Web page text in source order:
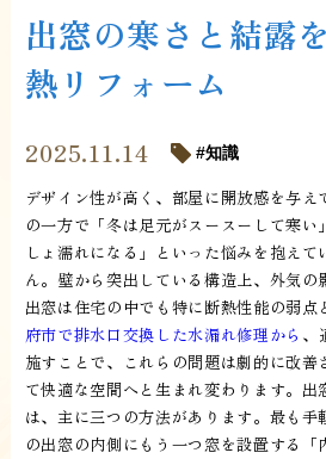
出窓の寒さと結露
熱リフォーム
2025.11.14 知識
デザイン性が高く、部屋に開放感を与え
の一方で「冬は足元がスースーして寒
しょ濡れになる」といった悩みを抱え
ん。壁から突出している構造上、外気の
出窓は住宅の中でも特に断熱性能の弱
府市で排水口交換した水漏れ修理から 、
施すことで、これらの問題は劇的に改善
て快適な空間へと生まれ変わります。出
は、主に三つの方法があります。最も
の出窓の内側にもう一つ窓を設置する「